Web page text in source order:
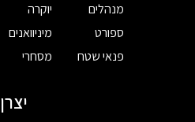
מנהלים
ספורט
פנאי שטח
יוקרה
מיניוואנים
מסחרי
יצרן